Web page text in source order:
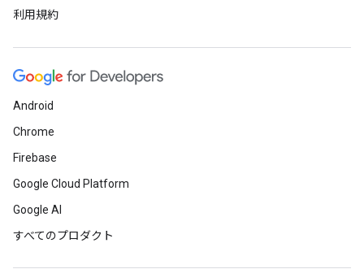
利用規約
Android
Chrome
Firebase
Google Cloud Platform
Google AI
すべてのプロダクト